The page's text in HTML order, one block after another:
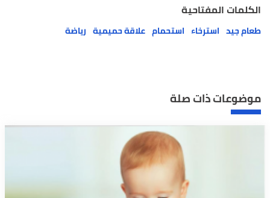
الكلمات المفتاحية
طعام جيد استرخاء استحمام علاقة حميمية رياضة
موضوعات ذات صلة